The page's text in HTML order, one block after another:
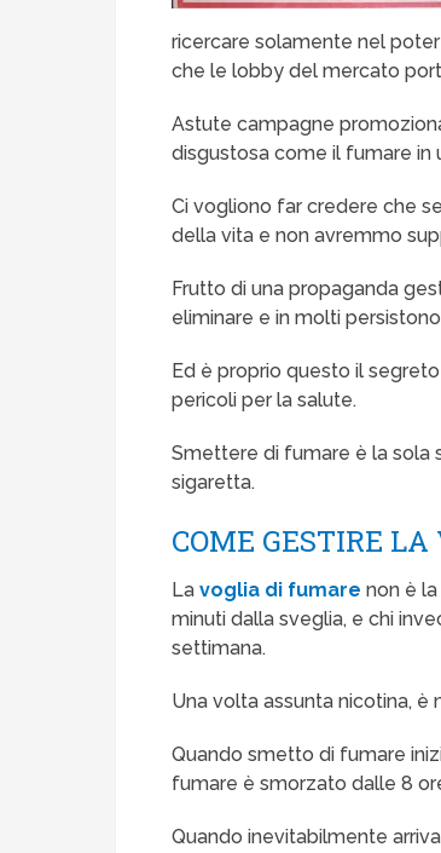
ricercare solamente nel
che le lobby del mercato
Astute campagne
disgustosa come il fumare in
Ci vogliono far credere che
della vita e non avremmo
Frutto di una propaganda
eliminare e in molti
Ed è proprio questo il
pericoli per la salute.
Smettere di fumare è la sola
sigaretta.
COME GESTIRE
Lavoglia di fumare non è
minuti dalla sveglia, e chi
settimana.
Una volta assunta nicotina,
Quando smetto di fumare
fumare è smorzato dalle 8
Quando inevitabilmente